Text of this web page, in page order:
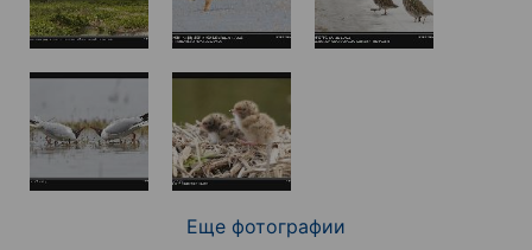
Еще фотографии